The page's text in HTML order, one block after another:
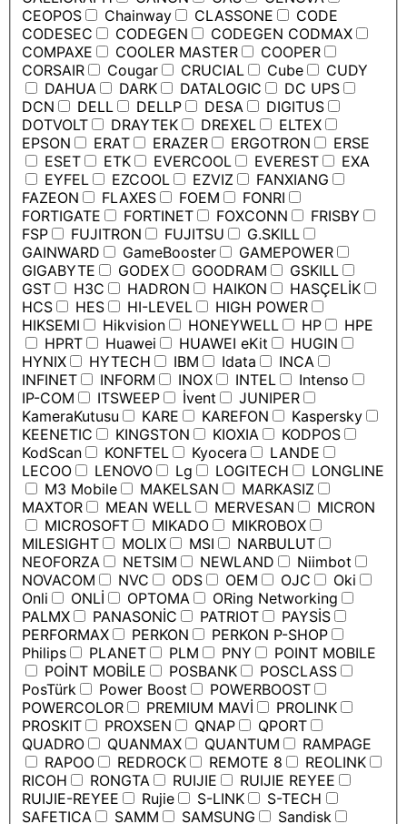
CEOPOS
Chainway CLASSONE
CODE
CODESEC
CODEGEN
CODEGEN CODMAX
COMPAXE
COOLER MASTER
COOPER
CORSAIR
Cougar CRUCIAL Cube
CUDY
DAHUA
DARK DATALOGIC
DC UPS
DCN
DELL DELLP DESA
DIGITUS
DOTVOLT
DRAYTEK DREXEL
ELTEX
EPSON
ERAT ERAZER ERGOTRON
ERSE
ESET
ETK EVERCOOL EVEREST
EXA
EYFEL
EZCOOL EZVIZ
FANXIANG
FAZEON
FLAXES FOEM
FONRI
FORTIGATE
FORTINET FOXCONN
FRISBY
FSP
FUJITRON FUJITSU
G.SKILL
GAINWARD
GameBooster
GAMEPOWER
GIGABYTE
GODEX GOODRAM
GSKILL
GST
H3C HADRON HAIKON
HASÇELİK
HCS
HES HI-LEVEL
HIGH POWER
HIKSEMI
Hikvision HONEYWELL HP
HPE
HPRT
Huawei HUAWEI eKit
HUGIN
HYNIX
HYTECH IBM Idata
INCA
INFINET
INFORM INOX INTEL
Intenso
IP-COM
ITSWEEP İvent
JUNIPER
KameraKutusu
KARE KAREFON
Kaspersky
KEENETIC
KINGSTON KIOXIA
KODPOS
KodScan
KONFTEL Kyocera
LANDE
LECOO
LENOVO Lg LOGITECH
LONGLINE
M3 Mobile
MAKELSAN
MARKASIZ
MAXTOR
MEAN WELL MERVESAN
MICRON
MICROSOFT
MIKADO
MIKROBOX
MILESIGHT
MOLIX MSI
NARBULUT
NEOFORZA
NETSIM NEWLAND
Niimbot
NOVACOM
NVC ODS OEM OJC
Oki
Onli
ONLİ OPTOMA
ORing Networking
PALMX
PANASONİC PATRIOT
PAYSİS
PERFORMAX
PERKON
PERKON P-SHOP
Philips
PLANET PLM PNY
POINT MOBILE
POİNT MOBİLE
POSBANK
POSCLASS
PosTürk
Power Boost
POWERBOOST
POWERCOLOR
PREMIUM MAVİ
PROLINK
PROSKIT
PROXSEN QNAP
QPORT
QUADRO
QUANMAX QUANTUM
RAMPAGE
RAPOO
REDROCK REMOTE 8
REOLINK
RICOH
RONGTA RUIJIE
RUIJIE REYEE
RUIJIE-REYEE
Rujie S-LINK
S-TECH
SAFETICA
SAMM SAMSUNG Sandisk